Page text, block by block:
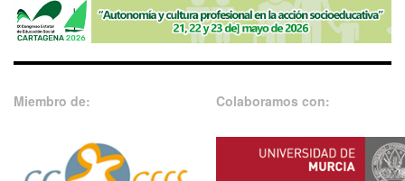
Miembro de: Colaboramos con: